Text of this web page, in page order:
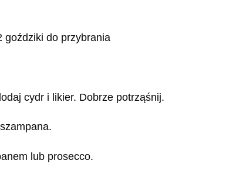
goździki do przybrania
cydr i likier. Dobrze potrząśnij.
lub prosecco.